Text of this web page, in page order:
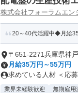
株式会社フォーラムエン
20～40代活躍中◆月給
〒651-2271兵庫県神
月給35万円～55万円
求めている人材 ＜応
業界未経験歓迎 無期雇用